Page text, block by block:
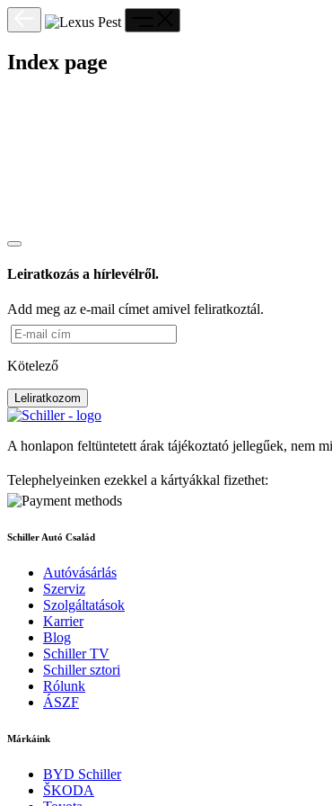
Index page
Leiratkozás a hírlevélről.
Add meg az e-mail címet amivel feliratkoztál.
Kötelező
Leliratkozom
A honlapon feltüntetett árak tájékoztató jellegűek, nem
Telephelyeinken ezekkel a kártyákkal fizethet:
Schiller Autó Család
Autóvásárlás
Szerviz
Szolgáltatások
Karrier
Blog
Schiller TV
Schiller sztori
Rólunk
ÁSZF
Márkáink
BYD Schiller
ŠKODA